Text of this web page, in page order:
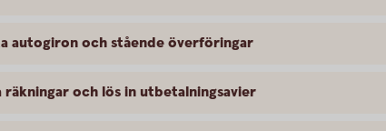
autogiron och stående överföringar
räkningar och lös in utbetalningsavier